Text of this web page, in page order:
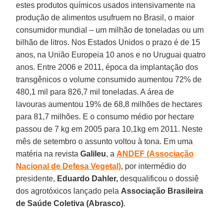
estes produtos químicos usados intensivamente na
produção de alimentos usufruem no Brasil, o maior
consumidor mundial – um milhão de toneladas ou um
bilhão de litros. Nos Estados Unidos o prazo é de 15
anos, na União Europeia 10 anos e no Uruguai quatro
anos. Entre 2006 e 2011, época da implantação dos
transgênicos o volume consumido aumentou 72% de
480,1 mil para 826,7 mil toneladas. A área de
lavouras aumentou 19% de 68,8 milhões de hectares
para 81,7 milhões. E o consumo médio por hectare
passou de 7 kg em 2005 para 10,1kg em 2011. Neste
mês de setembro o assunto voltou à tona. Em uma
matéria na revistaGalileu, aANDEF (Associação
Nacional de Defesa Vegetal), por intermédio do
presidente, Eduardo Dahler, desqualificou o dossiê
dos agrotóxicos lançado pela Associação Brasileira
de Saúde Coletiva (Abrasco).